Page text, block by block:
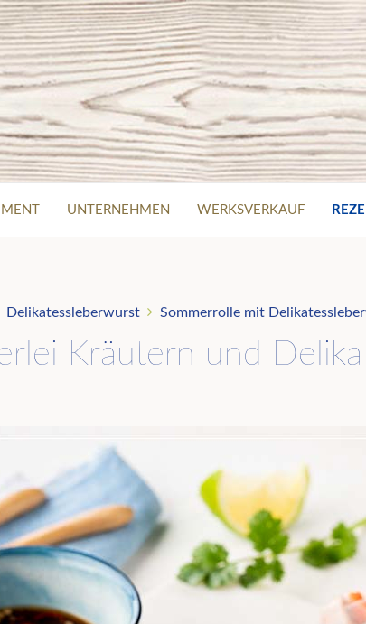
UNTERNEHMEN WERKSVERKAUF
Delikatessleberwurst Sommerrolle mit
Kräutern und